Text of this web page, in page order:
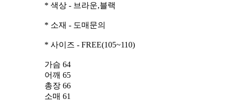
* 색상 - 브라운,블랙
* 소재 - 도매문의
* 사이즈 - FREE(105~110)
가슴 64
어깨 65
총장 66
소매 61